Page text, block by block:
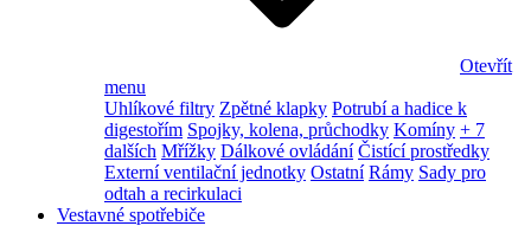
Otevřít
menu
Uhlíkové filtry Zpětné klapky Potrubí a hadice k
digestořím Spojky, kolena, průchodky Komíny + 7
dalších Mřížky Dálkové ovládání Čistící prostředky
Externí ventilační jednotky Ostatní Rámy Sady pro
odtah a recirkulaci
Vestavné spotřebiče